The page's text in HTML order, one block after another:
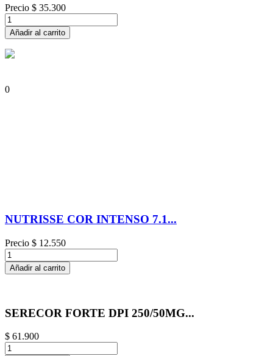
Precio $ 35.300
Añadir al carrito
0
NUTRISSE COR INTENSO 7.1...
Precio $ 12.550
Añadir al carrito
SERECOR FORTE DPI 250/50MG...
$ 61.900